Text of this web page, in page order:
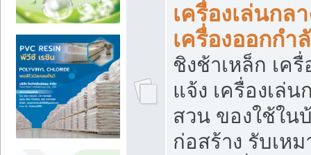
เครื่องเล่นกล
เครื่องออกกำ
ชิงช้าเหล็ก เค
แจ้ง เครื่องเล่น
สวน ของใช้ใน
ก่อสร้าง รับเห